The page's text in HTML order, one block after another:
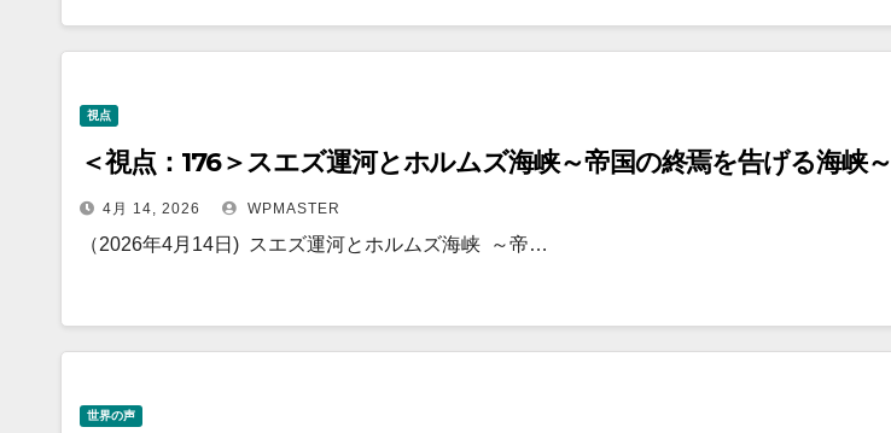
視点
＜視点：176＞スエズ運河とホルムズ海峡～帝国の終焉を告げる海峡～
4月 14, 2026 WPMASTER
（2026年4月14日) スエズ運河とホルムズ海峡 ～帝…
世界の声